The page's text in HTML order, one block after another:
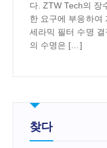
다. ZTW Tech의 장
한 요구에 부응하여
세라믹 필터 수명
의 수명은 […]
찾다